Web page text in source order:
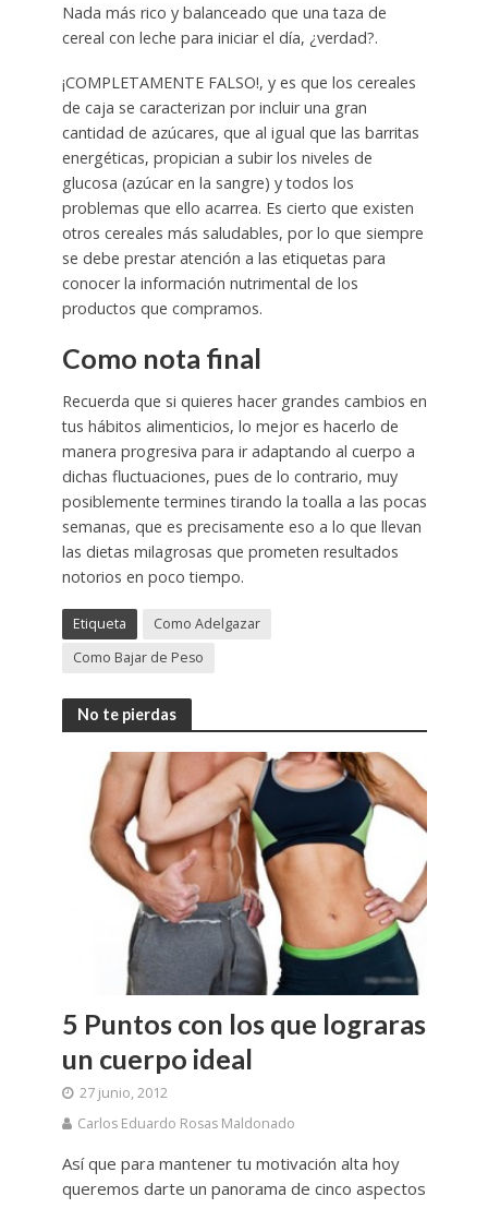
Nada más rico y balanceado que una taza de
cereal con leche para iniciar el día, ¿verdad?.
¡COMPLETAMENTE FALSO!, y es que los cereales
de caja se caracterizan por incluir una gran
cantidad de azúcares, que al igual que las barritas
energéticas, propician a subir los niveles de
glucosa (azúcar en la sangre) y todos los
problemas que ello acarrea. Es cierto que existen
otros cereales más saludables, por lo que siempre
se debe prestar atención a las etiquetas para
conocer la información nutrimental de los
productos que compramos.
Como nota final
Recuerda que si quieres hacer grandes cambios en
tus hábitos alimenticios, lo mejor es hacerlo de
manera progresiva para ir adaptando al cuerpo a
dichas fluctuaciones, pues de lo contrario, muy
posiblemente termines tirando la toalla a las pocas
semanas, que es precisamente eso a lo que llevan
las dietas milagrosas que prometen resultados
notorios en poco tiempo.
Etiqueta
Como Adelgazar
Como Bajar de Peso
No te pierdas
5 Puntos con los que lograras
un cuerpo ideal
27 junio, 2012
Carlos Eduardo Rosas Maldonado
Así que para mantener tu motivación alta hoy
queremos darte un panorama de cinco aspectos